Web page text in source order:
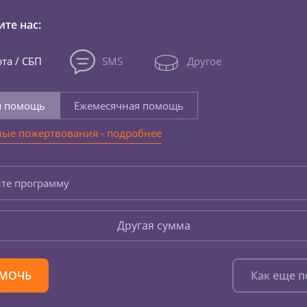
нас:
/ СБП SMS Другое
помощь
Ежемесячная помощь
пожертвования - подробнее
программу
Другая сумма
Как еще